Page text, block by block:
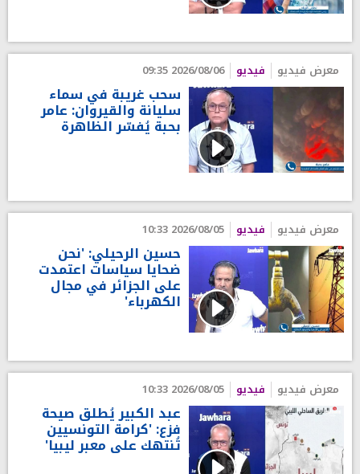
معرض فيديو فيديو 2026/08/06 09:35
سحب غريبة في سماء
سليانة والقيروان: عامر
بحبة يُفسّر الظاهرة
معرض فيديو فيديو 2026/08/05 10:33
حسين الرحيلي: 'نحن
ضحايا سياسات اعتمدت
على الجزائر في مجال
الكهرباء'
معرض فيديو فيديو 2026/08/05 10:33
عبد الكبير يُطلق صيحة
فزع: 'كرامة التونسيين
تُنتهك على معبر ليبيا'